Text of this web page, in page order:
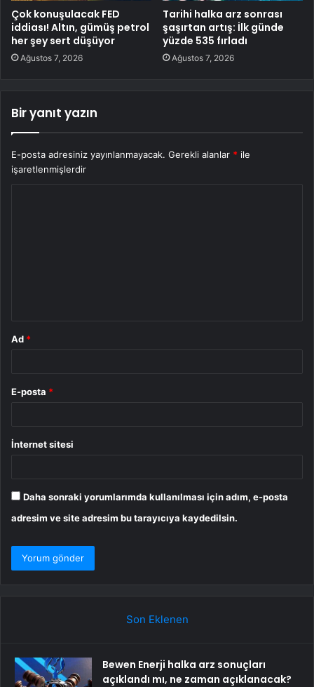
Çok konuşulacak FED
iddiası! Altın, gümüş petrol
her şey sert düşüyor
Ağustos 7, 2026
Tarihi halka arz sonrası
şaşırtan artış: İlk günde
yüzde 535 fırladı
Ağustos 7, 2026
Bir yanıt yazın
E-posta adresiniz yayınlanmayacak. Gerekli alanlar * ile
işaretlenmişlerdir
Ad *
E-posta *
İnternet sitesi
Daha sonraki yorumlarımda kullanılması için adım, e-posta
adresim ve site adresim bu tarayıcıya kaydedilsin.
Son Eklenen
Bewen Enerji halka arz sonuçları
açıklandı mı, ne zaman açıklanacak?